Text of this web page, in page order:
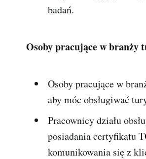
badań.
Osoby pracujące w branży
Osoby pracujące w
aby móc obsługiwać
Pracownicy działu
posiadania certyfikatu
komunikowania się z